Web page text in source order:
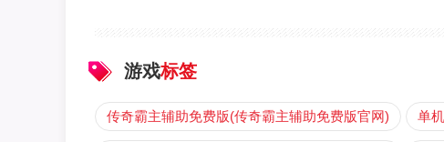
游戏标签
传奇霸主辅助免费版(传奇霸主辅助免费版官网) 单